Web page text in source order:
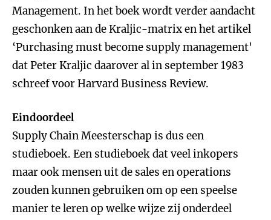
Management. In het boek wordt verder aandacht
geschonken aan de Kraljic-matrix en het artikel
‘Purchasing must become supply management'
dat Peter Kraljic daarover al in september 1983
schreef voor Harvard Business Review.
Eindoordeel
Supply Chain Meesterschap is dus een
studieboek. Een studieboek dat veel inkopers
maar ook mensen uit de sales en operations
zouden kunnen gebruiken om op een speelse
manier te leren op welke wijze zij onderdeel